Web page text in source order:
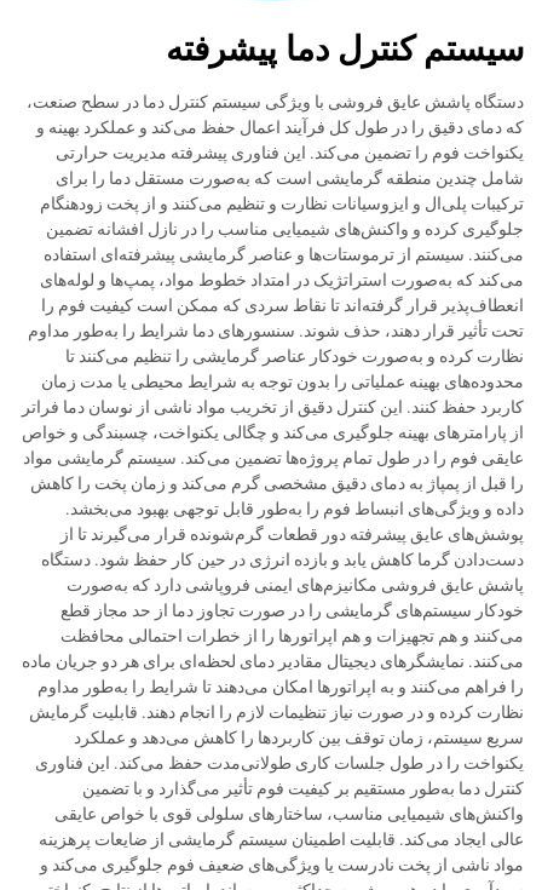
سیستم کنترل دما پیشرفته
دستگاه پاشش عایق فروشی با ویژگی سیستم کنترل دما در سطح صنعت،
که دمای دقیق را در طول کل فرآیند اعمال حفظ می‌کند و عملکرد بهینه و
یکنواخت فوم را تضمین می‌کند. این فناوری پیشرفته مدیریت حرارتی
شامل چندین منطقه گرمایشی است که به‌صورت مستقل دما را برای
ترکیبات پلی‌ال و ایزوسیانات نظارت و تنظیم می‌کنند و از پخت زودهنگام
جلوگیری کرده و واکنش‌های شیمیایی مناسب را در نازل افشانه تضمین
می‌کنند. سیستم از ترموستات‌ها و عناصر گرمایشی پیشرفته‌ای استفاده
می‌کند که به‌صورت استراتژیک در امتداد خطوط مواد، پمپ‌ها و لوله‌های
انعطاف‌پذیر قرار گرفته‌اند تا نقاط سردی که ممکن است کیفیت فوم را
تحت تأثیر قرار دهند، حذف شوند. سنسورهای دما شرایط را به‌طور مداوم
نظارت کرده و به‌صورت خودکار عناصر گرمایشی را تنظیم می‌کنند تا
محدوده‌های بهینه عملیاتی را بدون توجه به شرایط محیطی یا مدت زمان
کاربرد حفظ کنند. این کنترل دقیق از تخریب مواد ناشی از نوسان دما فراتر
از پارامترهای بهینه جلوگیری می‌کند و چگالی یکنواخت، چسبندگی و خواص
عایقی فوم را در طول تمام پروژه‌ها تضمین می‌کند. سیستم گرمایشی مواد
را قبل از پمپاژ به دمای دقیق مشخصی گرم می‌کند و زمان پخت را کاهش
داده و ویژگی‌های انبساط فوم را به‌طور قابل توجهی بهبود می‌بخشد.
پوشش‌های عایق پیشرفته دور قطعات گرم‌شونده قرار می‌گیرند تا از
دست‌دادن گرما کاهش یابد و بازده انرژی در حین کار حفظ شود. دستگاه
پاشش عایق فروشی مکانیزم‌های ایمنی فروپاشی دارد که به‌صورت
خودکار سیستم‌های گرمایشی را در صورت تجاوز دما از حد مجاز قطع
می‌کنند و هم تجهیزات و هم اپراتورها را از خطرات احتمالی محافظت
می‌کنند. نمایشگرهای دیجیتال مقادیر دمای لحظه‌ای برای هر دو جریان ماده
را فراهم می‌کنند و به اپراتورها امکان می‌دهند تا شرایط را به‌طور مداوم
نظارت کرده و در صورت نیاز تنظیمات لازم را انجام دهند. قابلیت گرمایش
سریع سیستم، زمان توقف بین کاربردها را کاهش می‌دهد و عملکرد
یکنواخت را در طول جلسات کاری طولانی‌مدت حفظ می‌کند. این فناوری
کنترل دما به‌طور مستقیم بر کیفیت فوم تأثیر می‌گذارد و با تضمین
واکنش‌های شیمیایی مناسب، ساختارهای سلولی قوی با خواص عایقی
عالی ایجاد می‌کند. قابلیت اطمینان سیستم گرمایشی از ضایعات پرهزینه
مواد ناشی از پخت نادرست یا ویژگی‌های ضعیف فوم جلوگیری می‌کند و